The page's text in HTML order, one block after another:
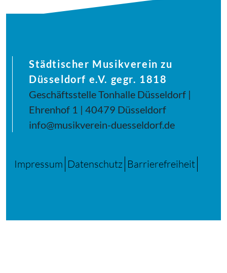
Städtischer Musikverein zu
Düsseldorf e.V. gegr. 1818
Geschäftsstelle Tonhalle Düsseldorf |
Ehrenhof 1 | 40479 Düsseldorf
info@musikverein-duesseldorf.de
Impressum Datenschutz Barrierefreiheit